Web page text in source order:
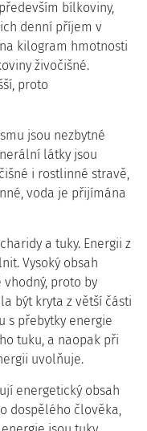
bílkoviny,
denní příjem v
kilogram hmotnosti
živočišné.
proto
jsou nezbytné
látky jsou
i rostlinné stravě,
voda je přijímána
a tuky. Energii z
Vysoký obsah
proto by
být kryta z větší části
s přebytky energie
tuku, a naopak při
uvolňuje.
energetický obsah
dospělého člověka,